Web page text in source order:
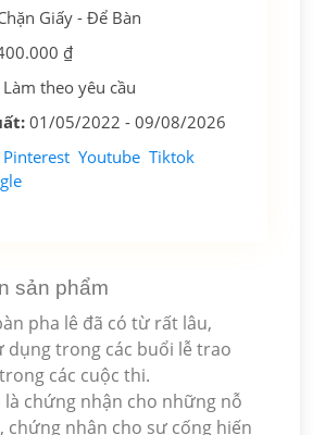
Giấy - Để Bàn
₫
Làm theo yêu cầu
01/05/2022 - 09/08/2026
Pinterest Youtube Tiktok
sản phẩm
pha lê đã có từ rất lâu,
trong các buổi lễ trao
các cuộc thi.
là chứng nhận cho những nỗ
chứng nhận cho sự cống hiến